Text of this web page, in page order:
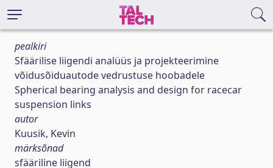
pealkiri
Sfäärilise liigendi analüüs ja projekteerimine
võidusõiduautode vedrustuse hoobadele
Spherical bearing analysis and design for racecar
suspension links
autor
Kuusik, Kevin
märksõnad
sfääriline liigend